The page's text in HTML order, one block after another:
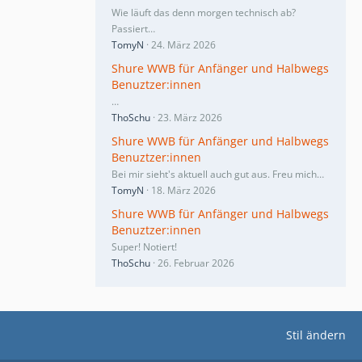
Wie läuft das denn morgen technisch ab?
Passiert…
TomyN 24. März 2026
Shure WWB für Anfänger und Halbwegs
Benuztzer:innen
…
ThoSchu 23. März 2026
Shure WWB für Anfänger und Halbwegs
Benuztzer:innen
Bei mir sieht's aktuell auch gut aus. Freu mich…
TomyN
18. März 2026
Shure WWB für Anfänger und Halbwegs
Benuztzer:innen
Super! Notiert!
ThoSchu 26. Februar 2026
Stil ändern